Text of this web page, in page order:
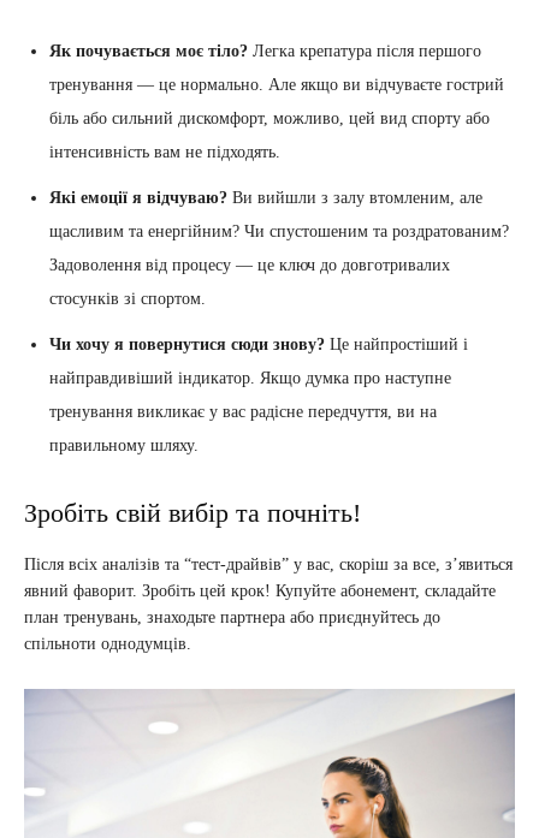
Як почувається моє тіло? Легка крепатура після першого
тренування — це нормально. Але якщо ви відчуваєте гострий
біль або сильний дискомфорт, можливо, цей вид спорту або
інтенсивність вам не підходять.
Які емоції я відчуваю? Ви вийшли з залу втомленим, але
щасливим та енергійним? Чи спустошеним та роздратованим?
Задоволення від процесу — це ключ до довготривалих
стосунків зі спортом.
Чи хочу я повернутися сюди знову? Це найпростіший і
найправдивіший індикатор. Якщо думка про наступне
тренування викликає у вас радісне передчуття, ви на
правильному шляху.
Зробіть свій вибір та почніть!
Після всіх аналізів та “тест-драйвів” у вас, скоріш за все, з’явиться
явний фаворит. Зробіть цей крок! Купуйте абонемент, складайте
план тренувань, знаходьте партнера або приєднуйтесь до
спільноти однодумців.